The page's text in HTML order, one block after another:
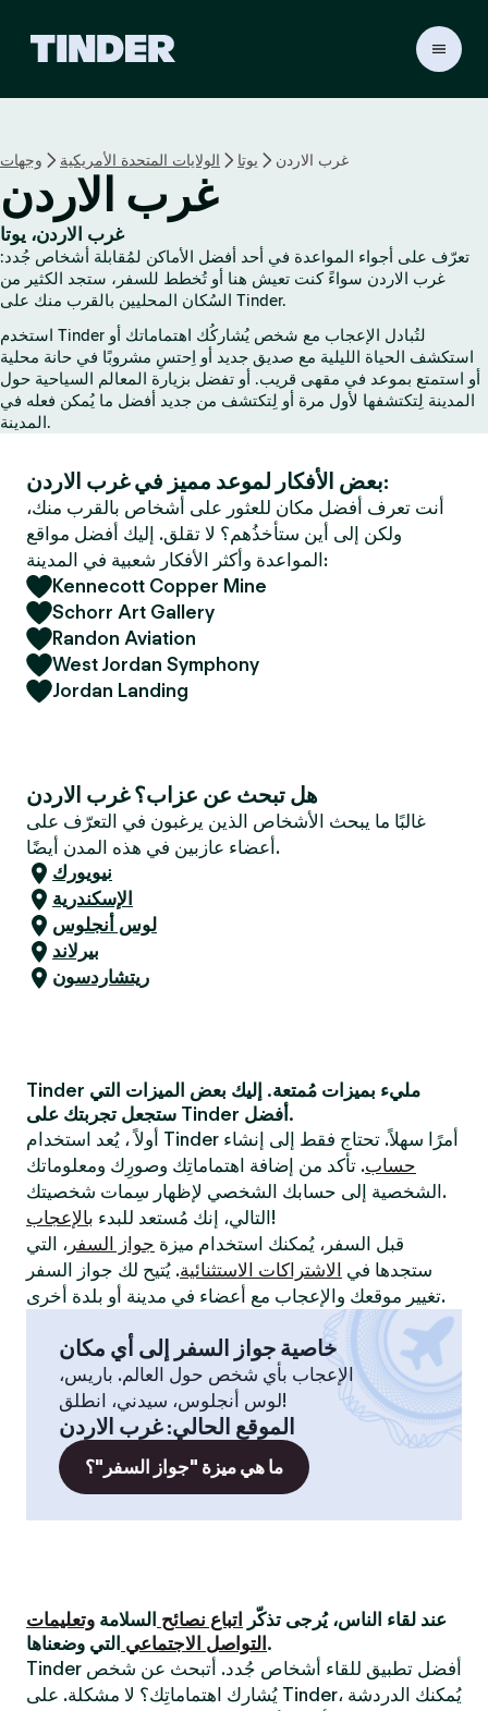
ة
ل
ئ
ي
س
ة
ل
ـ
T
d
e
r
وجهات الولايات المتحدة الأمريكية يوتا غرب الاردن
غرب الاردن
غرب الاردن، يوتا
تعرّف على أجواء المواعدة في أحد أفضل الأماكن لمُقابلة أشخاص جُدد:
غرب الاردن سواءً كنت تعيش هنا أو تُخطط للسفر، ستجد الكثير من
السُكان المحليين بالقرب منك على Tinder.
استخدم Tinder لتُبادل الإعجاب مع شخص يُشاركُك اهتماماتك أو
استكشف الحياة الليلية مع صديق جديد أو اِحتسِ مشروبًا في حانة محلية
أو استمتع بموعد في مقهى قريب. أو تفضل بزيارة المعالم السياحية حول
المدينة لِتكتشفها لأول مرة أو لِتكتشف من جديد أفضل ما يُمكن فعله في
المدينة.
بعض الأفكار لموعد مميز في غرب الاردن:
أنت تعرف أفضل مكان للعثور على أشخاص بالقرب منك،
ولكن إلى أين ستأخذُهم؟ لا تقلق. إليك أفضل مواقع
المواعدة وأكثر الأفكار شعبية في المدينة:
Kennecott Copper Mine
Schorr Art Gallery
Randon Aviation
West Jordan Symphony
Jordan Landing
هل تبحث عن عزاب؟ غرب الاردن
غالبًا ما يبحث الأشخاص الذين يرغبون في التعرّف على
أعضاء عازبين في هذه المدن أيضًا.
نيويورك
الإسكندرية
لوس أنجلوس
بيرلاند
ريتشاردسون
Tinder مليء بميزات مُمتعة. إليك بعض الميزات التي
ستجعل تجربتك على Tinder أفضل.
أولاً ، يُعد استخدام Tinder أمرًا سهلاً. تحتاج فقط إلى إنشاء
حساب. تأكد من إضافة اهتماماتِك وصورِك ومعلوماتك
الشخصية إلى حسابك الشخصي لإظهار سِمات شخصيتك.
التالي، إنك مُستعد للبدء بالإعجاب
!
قبل السفر، يُمكنك استخدام ميزة جواز السفر ، التي
ستجدها في الاشتراكات الاستثنائية. يُتيح لك جواز السفر
تغيير موقعك والإعجاب مع أعضاء في مدينة أو بلدة أخرى.
خاصية جواز السفر إلى أي مكان
الإعجاب بأي شخص حول العالم. باريس،
لوس أنجلوس، سيدني، انطلق!
الموقع الحالي:غرب الاردن
ما هي ميزة "جواز السفر"؟
عند لقاء الناس، يُرجى تذكّر اتباع نصائح السلامة وتعليمات
التواصل الاجتماعي التي وضعناها.
Tinder أفضل تطبيق للقاء أشخاص جُدد. أتبحث عن شخص
يُشارك اهتماماتِك؟ لا مشكلة. على Tinder، يُمكنك الدردشة